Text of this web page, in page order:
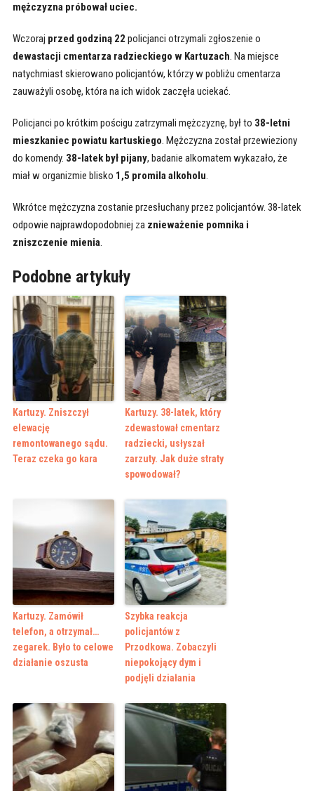
mężczyzna próbował uciec.
Wczoraj przed godziną 22 policjanci otrzymali zgłoszenie o
dewastacji cmentarza radzieckiego w Kartuzach. Na miejsce
natychmiast skierowano policjantów, którzy w pobliżu cmentarza
zauważyli osobę, która na ich widok zaczęła uciekać.
Policjanci po krótkim pościgu zatrzymali mężczyznę, był to 38-letni
mieszkaniec powiatu kartuskiego. Mężczyzna został przewieziony
do komendy. 38-latek był pijany, badanie alkomatem wykazało, że
miał w organizmie blisko 1,5 promila alkoholu.
Wkrótce mężczyzna zostanie przesłuchany przez policjantów. 38-latek
odpowie najprawdopodobniej za znieważenie pomnika i
zniszczenie mienia.
Podobne artykuły
Kartuzy. Zniszczył
elewację
remontowanego sądu.
Teraz czeka go kara
Kartuzy. 38-latek, który
zdewastował cmentarz
radziecki, usłyszał
zarzuty. Jak duże straty
spowodował?
Kartuzy. Zamówił
telefon, a otrzymał…
zegarek. Było to celowe
działanie oszusta
Szybka reakcja
policjantów z
Przodkowa. Zobaczyli
niepokojący dym i
podjęli działania